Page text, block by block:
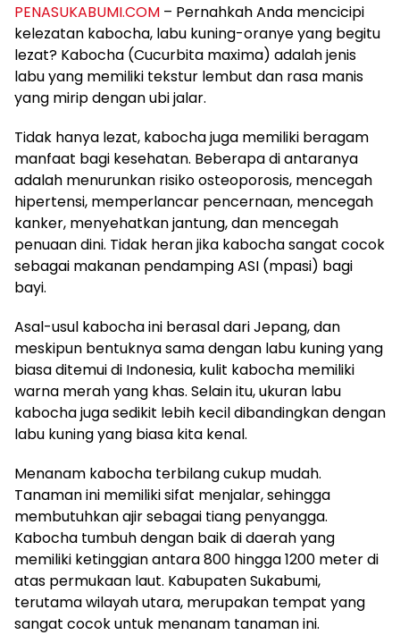
PENASUKABUMI.COM – Pernahkah Anda mencicipi
kelezatan kabocha, labu kuning-oranye yang begitu
lezat? Kabocha (Cucurbita maxima) adalah jenis
labu yang memiliki tekstur lembut dan rasa manis
yang mirip dengan ubi jalar.
Tidak hanya lezat, kabocha juga memiliki beragam
manfaat bagi kesehatan. Beberapa di antaranya
adalah menurunkan risiko osteoporosis, mencegah
hipertensi, memperlancar pencernaan, mencegah
kanker, menyehatkan jantung, dan mencegah
penuaan dini. Tidak heran jika kabocha sangat cocok
sebagai makanan pendamping ASI (mpasi) bagi
bayi.
Asal-usul kabocha ini berasal dari Jepang, dan
meskipun bentuknya sama dengan labu kuning yang
biasa ditemui di Indonesia, kulit kabocha memiliki
warna merah yang khas. Selain itu, ukuran labu
kabocha juga sedikit lebih kecil dibandingkan dengan
labu kuning yang biasa kita kenal.
Menanam kabocha terbilang cukup mudah.
Tanaman ini memiliki sifat menjalar, sehingga
membutuhkan ajir sebagai tiang penyangga.
Kabocha tumbuh dengan baik di daerah yang
memiliki ketinggian antara 800 hingga 1200 meter di
atas permukaan laut. Kabupaten Sukabumi,
terutama wilayah utara, merupakan tempat yang
sangat cocok untuk menanam tanaman ini.